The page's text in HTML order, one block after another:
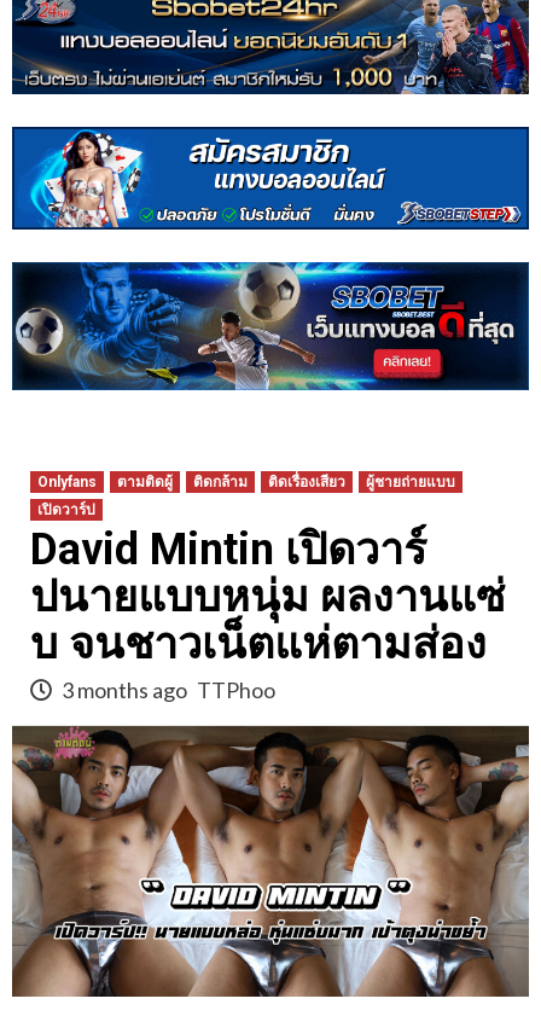
Onlyfans ตามติดผู้ ติดกล้าม ติดเรื่องเสียว
ผู้ชายถ่ายแบบ
เปิดวาร์ป
David Mintin เปิดวาร์
ปนายแบบหนุ่ม ผลงานแซ่
บ จนชาวเน็ตแห่ตามส่อง
3 months ago TTPhoo